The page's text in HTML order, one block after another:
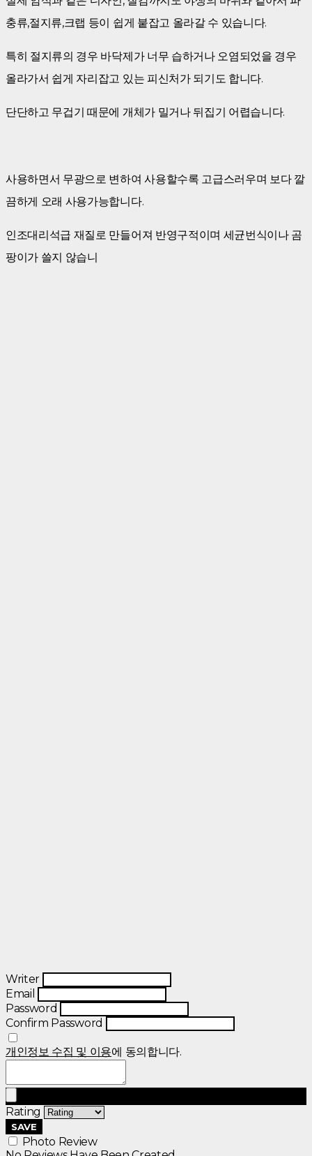
충류,절지류,크랩 등이 쉽게 붙잡고 올라갈 수 있습니다.
특히 절지류의 경우 바닥제가 너무 습하거나 오염되었을 경우
올라가서 쉽게 자리잡고 있는 피신처가 되기도 합니다.
단단하고 무겁기 때문에 개체가 밀거나 뒤집기 어렵습니다.
사용하면서 무광으로 변하여 사용할수록 고급스러우며 보다 깔
끔하게 오래 사용가능합니다.
인조대리석급 재질로 만들어져 반영구적이며 세균번식이나 곰
팡이가 쓸지 않습니
Writer
Email
Password
Confirm Password
개인정보 수집 및 이용에 동의합니다.
Rating
SAVE
Photo Review